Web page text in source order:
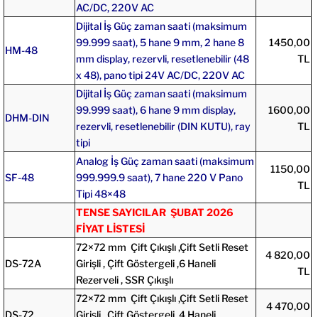
AC/DC, 220V AC
HM-48
Dijital İş Güç zaman saati (maksimum
99.999 saat), 5 hane 9 mm, 2 hane 8
mm display, rezervli, resetlenebilir (48
x 48), pano tipi 24V AC/DC, 220V AC
1450,00
TL
DHM-DIN
Dijital İş Güç zaman saati (maksimum
99.999 saat), 6 hane 9 mm display,
rezervli, resetlenebilir (DIN KUTU), ray
tipi
1600,00
TL
SF-48
Analog İş Güç zaman saati (maksimum
999.999.9 saat), 7 hane 220 V Pano
Tipi 48×48
1150,00
TL
TENSE SAYICILAR ŞUBAT 2026
FİYAT LİSTESİ
DS-72A
72×72 mm Çift Çıkışlı ,Çift Setli Reset
Girişli , Çift Göstergeli ,6 Haneli
Rezerveli , SSR Çıkışlı
4 820,00
TL
DS-72
72×72 mm Çift Çıkışlı ,Çift Setli Reset
Girişli , Çift Göstergeli ,4 Haneli
4 470,00